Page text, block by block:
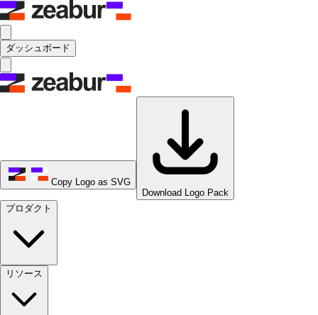
ダッシュボード
Copy Logo as SVG
Download Logo Pack
プロダクト
リソース